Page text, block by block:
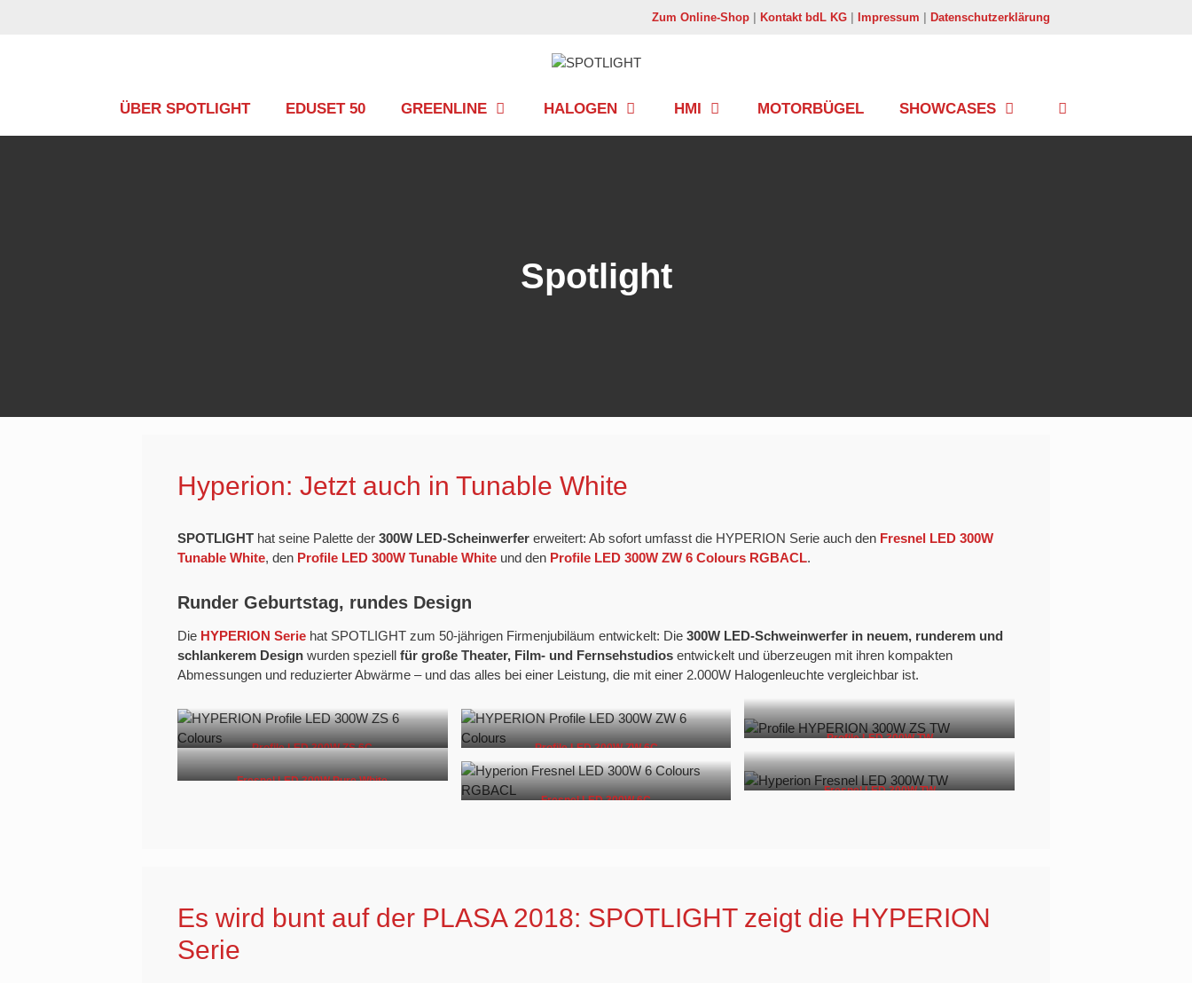
Zum Online-Shop Kontakt bdL KG Impressum Datenschutzerklärung
ÜBER SPOTLIGHT EDUSET 50 GREENLINE HALOGEN HMI MOTORBÜGEL SHOWCASES
Spotlight
Hyperion: Jetzt auch in Tunable White
SPOTLIGHT hat seine Palette der 300W LED-Scheinwerfer erweitert: Ab sofort umfasst die HYPERION Serie auch den Fresnel LED 300W
Tunable White, den Profile LED 300W Tunable White und den Profile LED 300W ZW 6 Colours RGBACL.
Runder Geburtstag, rundes Design
Die HYPERION Serie hat SPOTLIGHT zum 50-jährigen Firmenjubiläum entwickelt: Die 300W LED-Schweinwerfer in neuem, runderem und
schlankerem Design wurden speziell für große Theater, Film- und Fernsehstudios entwickelt und überzeugen mit ihren kompakten
Abmessungen und reduzierter Abwärme – und das alles bei einer Leistung, die mit einer 2.000W Halogenleuchte vergleichbar ist.
Profile LED 300W ZS 6C Profile LED 300W ZW 6C
Profile LED 300W TW
Fresnel LED 300W Pure White
Fresnel LED 300W 6C
Fresnel LED 300W TW
Es wird bunt auf der PLASA 2018: SPOTLIGHT zeigt die HYPERION
Serie